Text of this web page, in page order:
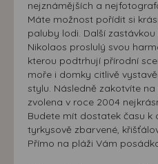
nejznámějších a
Máte možnost pořídit si
paluby lodi. Další
Nikolaos proslulý svou
kterou podtrhují přírodní
moře i domky citlivě
stylu. Následně zakotvíte
zvolena v roce 2004
Budete mít dostatek času k
tyrkysově zbarvené,
Přímo na pláži Vám